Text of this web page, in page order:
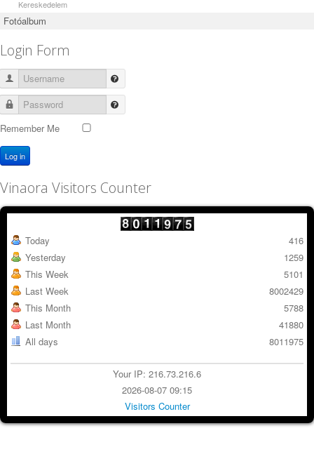
Kereskedelem
Fotóalbum
Login Form
Username
Password
Remember Me
Log in
Vinaora Visitors Counter
Today
Yesterday
This Week
Last Week
This Month
Last Month
All days
416
1259
5101
8002429
5788
41880
8011975
Your IP: 216.73.216.6
2026-08-07 09:15
Visitors Counter